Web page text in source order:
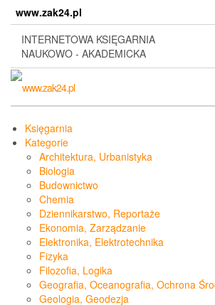
content
www.zak24.pl
INTERNETOWA KSIĘGARNIA
NAUKOWO - AKADEMICKA
Księgarnia
Kategorie
Architektura, Urbanistyka
Biologia
Budownictwo
Chemia
Dziennikarstwo, Reportaże
Ekonomia, Zarządzanie
Elektronika, Elektrotechnika
Fizyka
Filozofia, Logika
Geografia, Oceanografia, Ochrona
Geologia, Geodezja